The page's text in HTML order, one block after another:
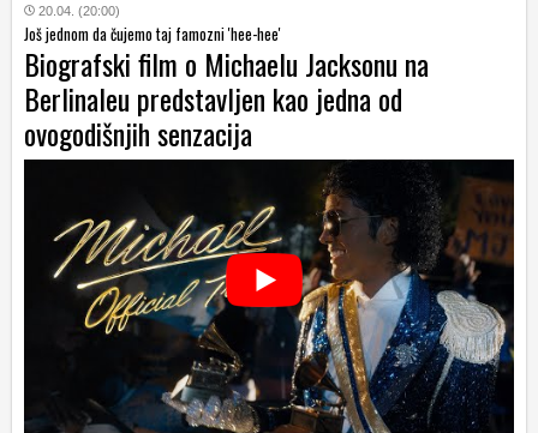
20.04. (20:00)
Još jednom da čujemo taj famozni 'hee-hee'
Biografski film o Michaelu Jacksonu na
Berlinaleu predstavljen kao jedna od
ovogodišnjih senzacija